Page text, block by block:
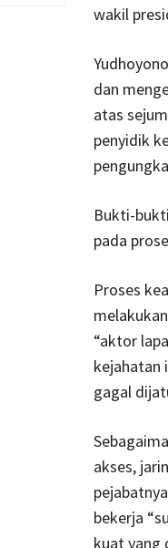
wakil
dan
atas
penyidik
Bukti-
pada
Proses
“aktor
kejahatan
gagal
akses,
bekerja
kuat yang